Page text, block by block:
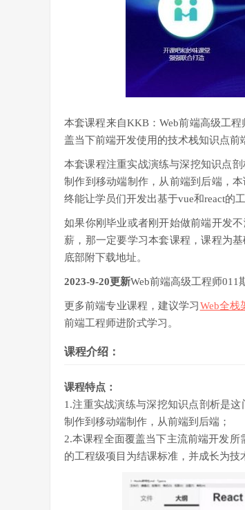
本套课程来自KKB：Web前端高级工
盖当下前端开发使用的技术栈知识点前
本套课程注重实战演练与深挖知识点
制作到移动端制作，从前端到后端，
终能让学员们开发出基于vue和react的
如果你刚毕业或者刚开始做前端开发
薪，那一定要学习本套课程，课程为
底部附下载地址。
2023-9-20更新Web前端高级工程师011
更多前端专业课程，建议学习 Web全栈
前端工程师进阶式学习。
课程介绍：
课程特点：
1.注重实战演练与深挖知识点剖析是
制作到移动端制作，从前端到后端；
2.本课程全面覆盖当下主流前端开发
的工程级项目为结课标准，并成长为技